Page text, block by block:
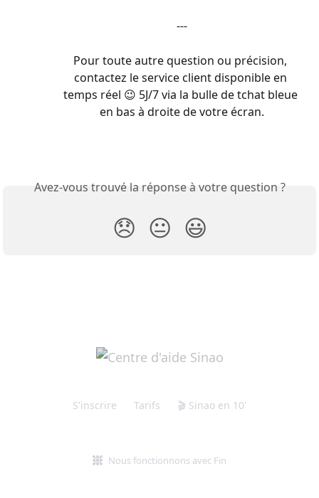
---
Pour toute autre question ou précision,
contactez le service client disponible en
temps réel 😉 5J/7 via la bulle de tchat bleue
en bas à droite de votre écran.
Avez-vous trouvé la réponse à votre question ?
😞 😐 😃
S'inscrire Tarifs 🎬 Sinao en 10'
Nous fonctionnons avec Fin